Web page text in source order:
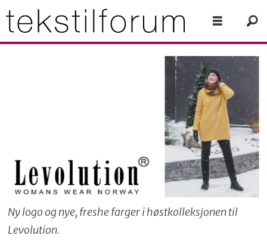
Ny logo og nye, freshe farger i høstkolleksjonen til
Levolution.